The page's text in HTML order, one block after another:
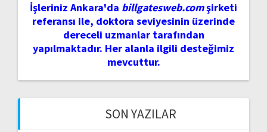
İşleriniz Ankara'da billgatesweb.comşirketi
referansı ile, doktora seviyesinin üzerinde
dereceli uzmanlar tarafından
yapılmaktadır. Her alanla ilgili desteğimiz
mevcuttur.
SON YAZILAR